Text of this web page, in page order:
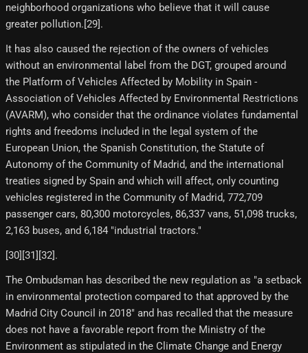
neighborhood organizations who believe that it will cause
greater pollution.[29]​.
It has also caused the rejection of the owners of vehicles
without an environmental label from the DGT, grouped around
the Platform of Vehicles Affected by Mobility in Spain -
Association of Vehicles Affected by Environmental Restrictions
(AVARM), who consider that the ordinance violates fundamental
rights and freedoms included in the legal system of the
European Union, the Spanish Constitution, the Statute of
Autonomy of the Community of Madrid, and the international
treaties signed by Spain and which will affect, only counting
vehicles registered in the Community of Madrid, 772,709
passenger cars, 80,300 motorcycles, 86,337 vans, 51,098 trucks,
2,163 buses, and 6,184 "industrial tractors."
[30][31][32]​.
The Ombudsman has described the new regulation as "a setback
in environmental protection compared to that approved by the
Madrid City Council in 2018" and has recalled that the measure
does not have a favorable report from the Ministry of the
Environment as stipulated in the Climate Change and Energy